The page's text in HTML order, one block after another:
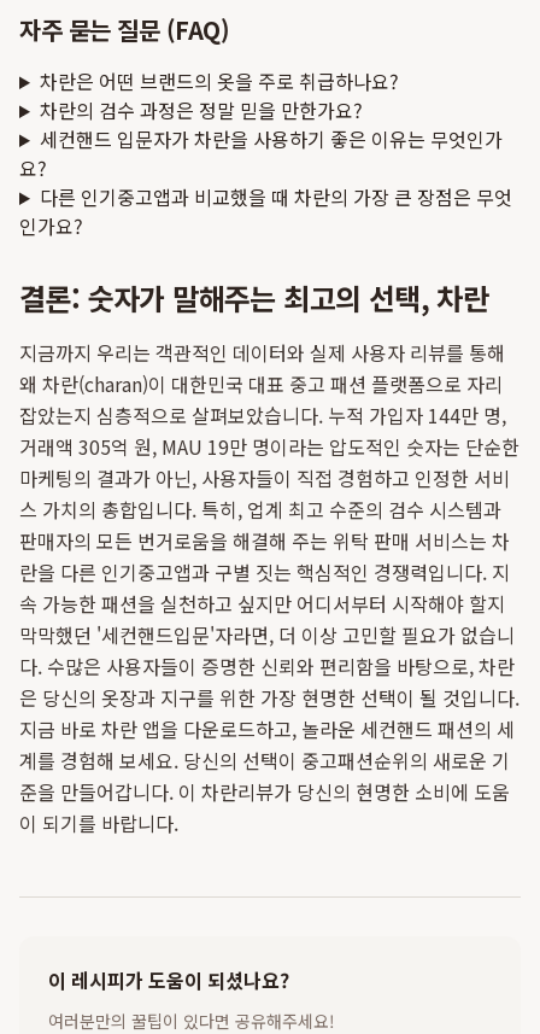
자주 묻는 질문 (FAQ)
차란은 어떤 브랜드의 옷을 주로 취급하나요?
차란의 검수 과정은 정말 믿을 만한가요?
세컨핸드 입문자가 차란을 사용하기 좋은 이유는 무엇인가
요?
다른 인기중고앱과 비교했을 때 차란의 가장 큰 장점은 무엇
인가요?
결론: 숫자가 말해주는 최고의 선택, 차란
지금까지 우리는 객관적인 데이터와 실제 사용자 리뷰를 통해
왜 차란(charan)이 대한민국 대표 중고 패션 플랫폼으로 자리
잡았는지 심층적으로 살펴보았습니다. 누적 가입자 144만 명,
거래액 305억 원, MAU 19만 명이라는 압도적인 숫자는 단순한
마케팅의 결과가 아닌, 사용자들이 직접 경험하고 인정한 서비
스 가치의 총합입니다. 특히, 업계 최고 수준의 검수 시스템과
판매자의 모든 번거로움을 해결해 주는 위탁 판매 서비스는 차
란을 다른 인기중고앱과 구별 짓는 핵심적인 경쟁력입니다. 지
속 가능한 패션을 실천하고 싶지만 어디서부터 시작해야 할지
막막했던 '세컨핸드입문'자라면, 더 이상 고민할 필요가 없습니
다. 수많은 사용자들이 증명한 신뢰와 편리함을 바탕으로, 차란
은 당신의 옷장과 지구를 위한 가장 현명한 선택이 될 것입니다.
지금 바로 차란 앱을 다운로드하고, 놀라운 세컨핸드 패션의 세
계를 경험해 보세요. 당신의 선택이 중고패션순위의 새로운 기
준을 만들어갑니다. 이 차란리뷰가 당신의 현명한 소비에 도움
이 되기를 바랍니다.
이 레시피가 도움이 되셨나요?
여러분만의 꿀팁이 있다면 공유해주세요!